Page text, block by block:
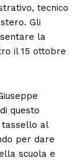
tecnico
Gli
la
il 15 ottobre
questo
tassello al
per dare
scuola e